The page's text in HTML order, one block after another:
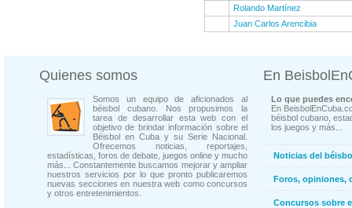
Rolando Martínez
Juan Carlos Arencibia
Quienes somos
Somos un equipo de aficionados al
béisbol cubano. Nos propusimos la
tarea de desarrollar esta web con el
objetivo de brindar información sobre el
Béisbol en Cuba y su Serie Nacional.
Ofrecemos noticias, reportajes,
estadísticas, foros de debate, juegos online y mucho
más... Constantemente buscamos mejorar y ampliar
nuestros servicios por lo que pronto publicaremos
nuevas secciones en nuestra web como concursos
y otros entretenimientos.
En
Lo que puedes
En
béisbol cubano,
los juegos y más...
Noticias del
Foros, opiniones,
Concursos sobre